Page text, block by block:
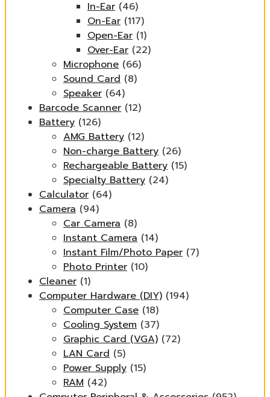
In-Ear (46)
On-Ear (117)
Open-Ear (1)
Over-Ear (22)
Microphone (66)
Sound Card (8)
Speaker (64)
Barcode Scanner (12)
Battery (126)
AMG Battery (12)
Non-charge Battery (26)
Rechargeable Battery (15)
Specialty Battery (24)
Calculator (64)
Camera (94)
Car Camera (8)
Instant Camera (14)
Instant Film/Photo Paper (7)
Photo Printer (10)
Cleaner (1)
Computer Hardware (DIY) (194)
Computer Case (18)
Cooling System (37)
Graphic Card (VGA) (72)
LAN Card (5)
Power Supply (15)
RAM (42)